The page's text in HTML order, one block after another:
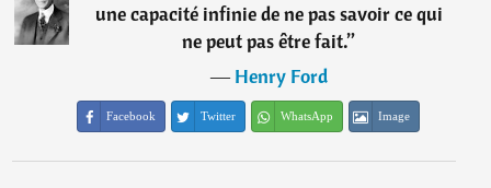
une capacité infinie de ne pas savoir ce qui
ne peut pas être fait.”
―Henry Ford
Facebook Twitter WhatsApp Image